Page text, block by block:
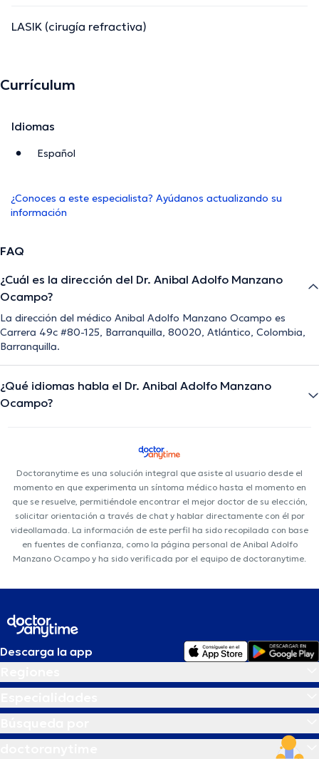
LASIK (cirugía refractiva)
Currículum
Idiomas
Español
¿Conoces a este especialista? Ayúdanos actualizando su
información
FAQ
¿Cuál es la dirección del Dr. Anibal Adolfo Manzano
Ocampo?
La dirección del médico Anibal Adolfo Manzano Ocampo es
Carrera 49c #80-125, Barranquilla, 80020, Atlántico, Colombia,
Barranquilla.
¿Qué idiomas habla el Dr. Anibal Adolfo Manzano
Ocampo?
Doctoranytime es una solución integral que asiste al usuario desde el
momento en que experimenta un síntoma médico hasta el momento en
que se resuelve, permitiéndole encontrar el mejor doctor de su elección,
solicitar orientación a través de chat y hablar directamente con él por
videollamada. La información de este perfil ha sido recopilada con base
en fuentes de confianza, como la página personal de Anibal Adolfo
Manzano Ocampo y ha sido verificada por el equipo de doctoranytime.
Descarga la app